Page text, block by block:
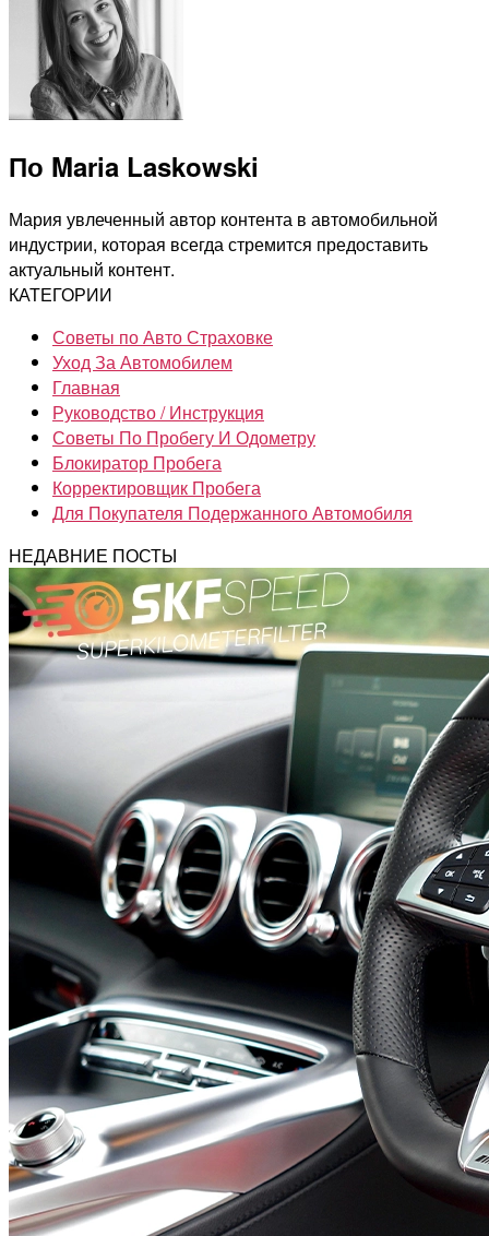
По Maria Laskowski
Мария увлеченный автор контента в автомобильной
индустрии, которая всегда стремится предоставить
актуальный контент.
КАТЕГОРИИ
Советы по Авто Страховке
Уход За Автомобилем
Главная
Руководство / Инструкция
Советы По Пробегу И Одометру
Блокиратор Пробега
Корректировщик Пробега
Для Покупателя Подержанного Автомобиля
НЕДАВНИЕ ПОСТЫ